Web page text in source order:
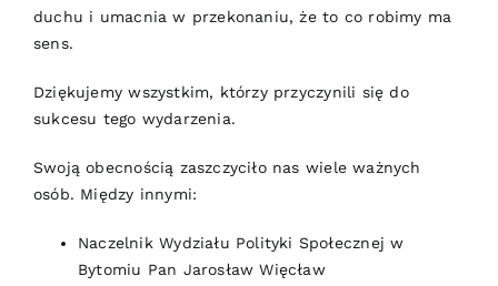
duchu i umacnia w przekonaniu, że to co robimy ma
sens.
Dziękujemy wszystkim, którzy przyczynili się do
sukcesu tego wydarzenia.
Swoją obecnością zaszczyciło nas wiele ważnych
osób. Między innymi:
Naczelnik Wydziału Polityki Społecznej w
Bytomiu Pan Jarosław Więcław